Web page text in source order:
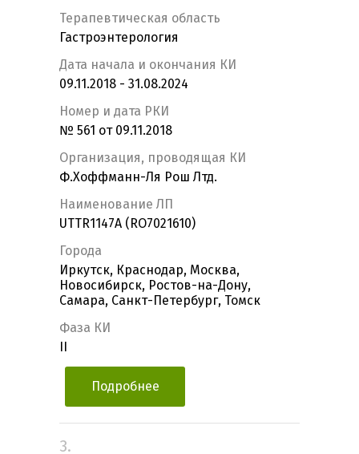
Терапевтическая область
Гастроэнтерология
Дата начала и окончания КИ
09.11.2018 - 31.08.2024
Номер и дата РКИ
№ 561 от 09.11.2018
Организация, проводящая КИ
Ф.Хоффманн-Ля Рош Лтд.
Наименование ЛП
UTTR1147A (RO7021610)
Города
Иркутск, Краснодар, Москва,
Новосибирск, Ростов-на-Дону,
Самара, Санкт-Петербург, Томск
Фаза КИ
Подробнее
3.